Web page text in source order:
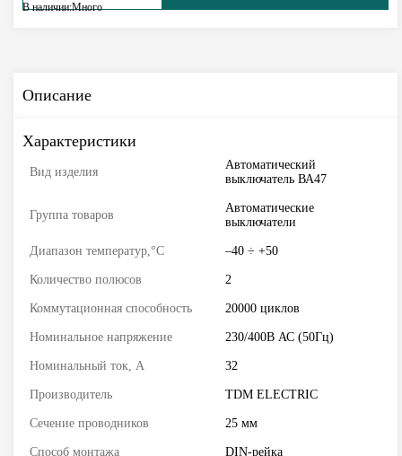
В наличии:Много
Описание
Характеристики
Вид изделия
Автоматический
выключатель ВА47
Группа товаров
Автоматические
выключатели
Диапазон температур,°С –40 ÷ +50
Количество полюсов 2
Коммутационная способность 20000 циклов
Номинальное напряжение 230/400В АС (50Гц)
Номинальный ток, А 32
Производитель TDM ELECTRIC
Сечение проводников 25 мм
Способ монтажа DIN-рейка